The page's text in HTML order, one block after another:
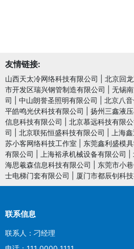
友情链接:
山西天太冷网络科技有限公司 北京回
市开发区瑞兴钢管制造有限公司
无锡
司
中山朗誉圣照明有限公司 北京八
平皓鸣光伏科技有限公司
扬州三鑫液
信息科技有限公司
北京慕远科技有限公
司
北京联拓恒盛科技有限公司 上海
苏小客网络科技工作室
东莞鑫利盛模
有限公司
上海裕承机械设备有限公司
海思羲森信息科技有限公司
东莞市小
士电梯门套有限公司
厦门市都辰钊科
联系信息
联系人：刁经理